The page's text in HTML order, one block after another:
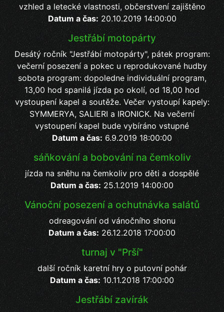
vzhled a letecké vlastnosti, občerstvení zajištěno
Datum a čas:20.10.2019 14:00:00
Jestřábí motopárty
Desátý ročník "Jestřábí motopárty", pátek program:
večerní posezení a pokec u reprodukované hudby
sobota program: dopoledne individuální program,
13,00 hod spanilá jízda po okolí, od 18,00 hod
vystoupení kapel a soutěže. Večer vystoupí kapely:
SYMMERYA, SALIERI a IRONICK. Na večerní
vystoupení kapel bude vybíráno vstupné
Datum a čas: 6.9.2019 18:00:00
sáňkování a bobování na čemkoliv
jízda na sněhu na čemkoliv pro děti a dospělé
Datum a čas:25.1.2019 14:00:00
Vánoční posezení a ochutnávka salátů
odreagování od vánočního shonu
Datum a čas: 26.12.2018 17:00:00
turnaj v "Prší"
další ročník karetní hry o putovní pohár
Datum a čas: 10.11.2018 17:00:00
Jestřábí zavírák